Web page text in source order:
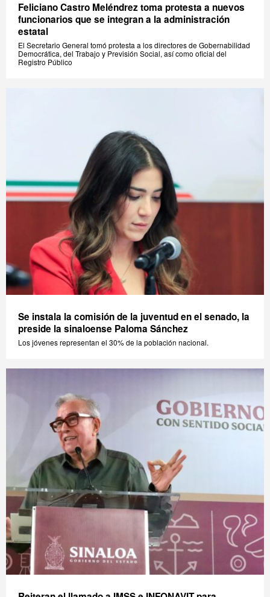
Feliciano Castro Meléndrez toma protesta a nuevos
funcionarios que se integran a la administración
estatal
El Secretario General tomó protesta a los directores de Gobernabilidad
Democrática, del Trabajo y Previsión Social, así como oficial del
Registro Público
Se instala la comisión de la juventud en el senado, la
preside la sinaloense Paloma Sánchez
Los jóvenes representan el 30% de la población nacional.